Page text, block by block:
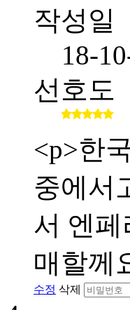
작성일
18-
선호도
<p>한
중에서
서 엔
매할께
수정 삭제